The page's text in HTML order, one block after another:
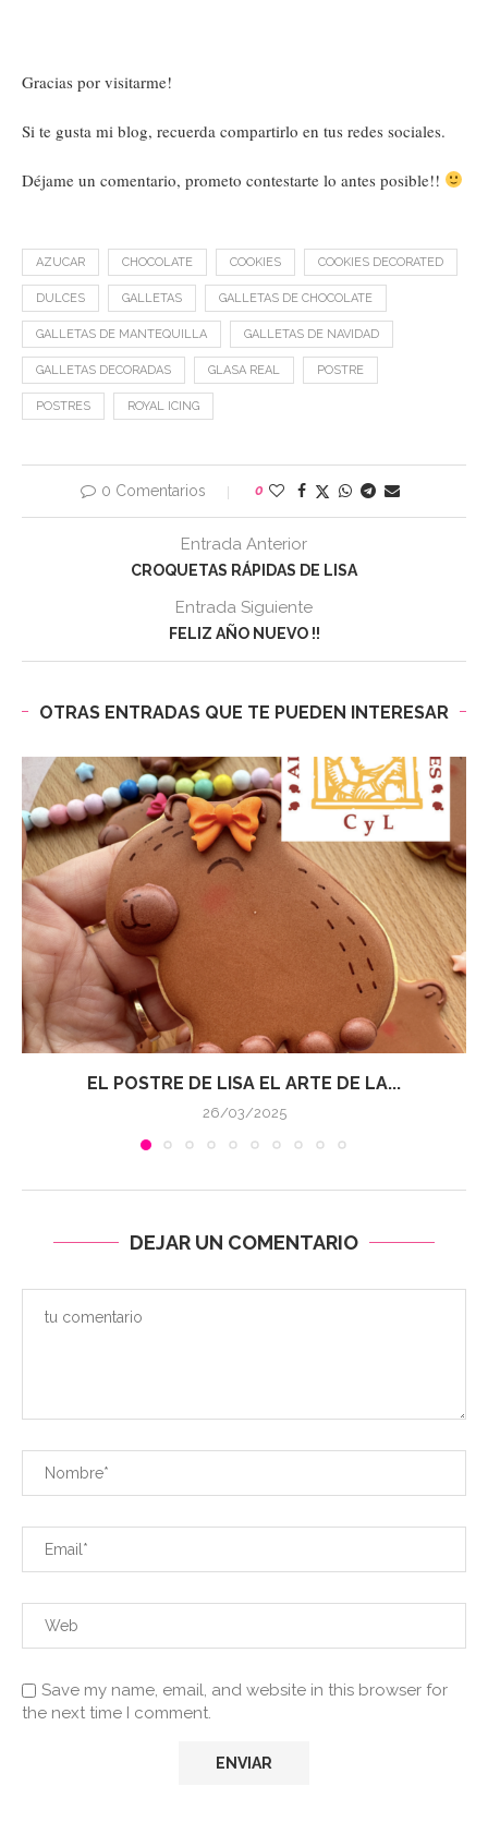
Gracias por visitarme!
Si te gusta mi blog, recuerda compartirlo en tus redes sociales.
Déjame un comentario, prometo contestarte lo antes posible!!
AZUCAR CHOCOLATE COOKIES COOKIES DECORATED
DULCES GALLETAS GALLETAS DE CHOCOLATE
GALLETAS DE MANTEQUILLA GALLETAS DE NAVIDAD
GALLETAS DECORADAS GLASA REAL POSTRE
POSTRES ROYAL ICING
0 Comentarios 0
Entrada Anterior
CROQUETAS RÁPIDAS DE LISA
Entrada Siguiente
FELIZ AÑO NUEVO !!
OTRAS ENTRADAS QUE TE PUEDEN INTERESAR
EL POSTRE DE LISA EL ARTE DE LA...
26/03/2025
DEJAR UN COMENTARIO
Save my name, email, and website in this browser for
the next time I comment.